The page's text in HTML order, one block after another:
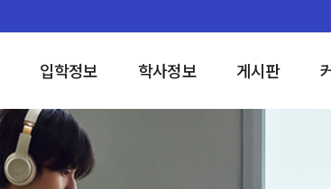
입학정보 학사정보 게시판